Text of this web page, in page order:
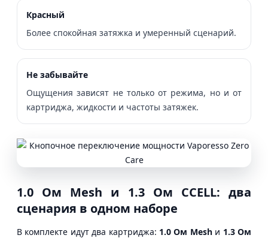
Красный
Более спокойная затяжка и умеренный сценарий.
Не забывайте
Ощущения зависят не только от режима, но и от
картриджа, жидкости и частоты затяжек.
1.0 Ом Mesh и 1.3 Ом CCELL: два
сценария в одном наборе
В комплекте идут два картриджа: 1.0 Ом Meshи 1.3 Ом